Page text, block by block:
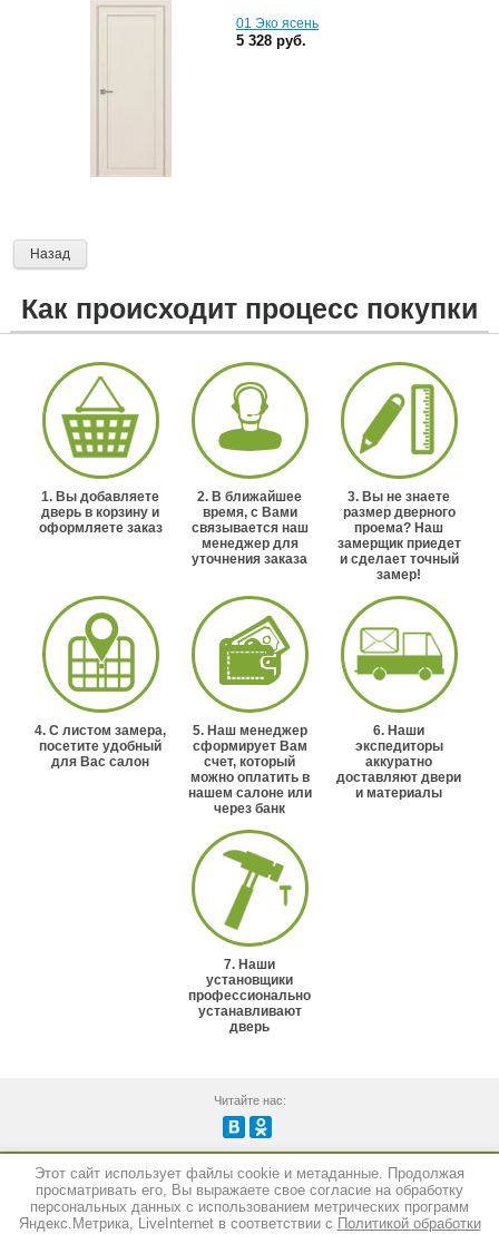
01 Эко ясень
5 328 руб.
Назад
Как происходит процесс покупки
1. Вы добавляете
дверь в корзину и
оформляете заказ
2. В ближайшее
время, с Вами
связывается наш
менеджер для
уточнения заказа
3. Вы не знаете
размер дверного
проема? Наш
замерщик приедет
и сделает точный
замер!
4. С листом замера,
посетите удобный
для Вас салон
5. Наш менеджер
сформирует Вам
счет, который
можно оплатить в
нашем салоне или
через банк
6. Наши
экспедиторы
аккуратно
доставляют двери
и материалы
7. Наши
установщики
профессионально
устанавливают
дверь
Читайте нас:
Создание сайта:megagroup.ru
Copyright © 2014 - 2026
Этот сайт использует файлы cookie и метаданные. Продолжая
просматривать его, Вы выражаете свое согласие на обработку
персональных данных с использованием метрических программ
Яндекс.Метрика, LiveInternet в соответствии с Политикой обработки